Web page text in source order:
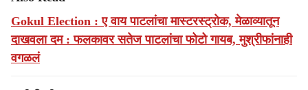
Gokul Election : ए वाय पाटलांचा मास्टरस्ट्रोक, मेळाव्यातून
दाखवला दम : फलकावर सतेज पाटलांचा फोटो गायब, मुश्रीफांनाही
वगळलं